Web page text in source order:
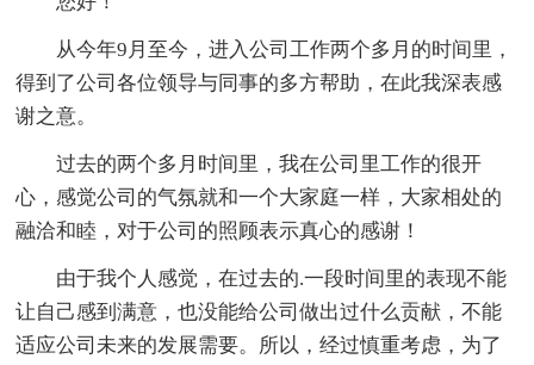
从今年9月至今，进入公司工作两个多月的时间里，
得到了公司各位领导与同事的多方帮助，在此我深表感
谢之意。
过去的两个多月时间里，我在公司里工作的很开
心，感觉公司的气氛就和一个大家庭一样，大家相处的
融洽和睦，对于公司的照顾表示真心的感谢！
由于我个人感觉，在过去的.一段时间里的表现不能
让自己感到满意，也没能给公司做出过什么贡献，不能
适应公司未来的发展需要。所以，经过慎重考虑，为了